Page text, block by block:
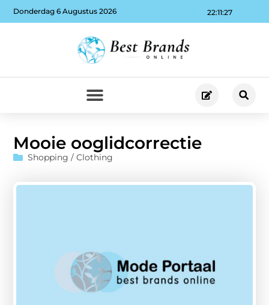
22:11:27
Donderdag 6 Augustus 2026
Mooie ooglidcorrectie
Shopping / Clothing